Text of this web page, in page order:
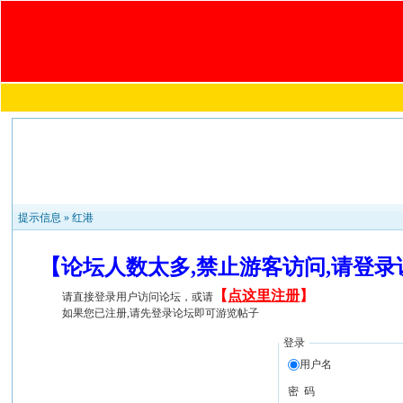
提示信息 »红港
【论坛人数太多,禁止游客访问,请登
请直接登录用户访问论坛，或请 【 点这里注册】
如果您已注册,请先登录论坛即可游览帖子
登录
用户名
密 码